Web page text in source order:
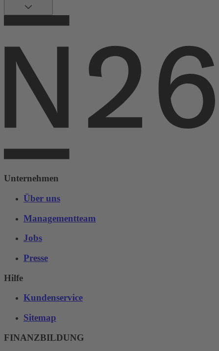
Unternehmen
Über uns
Managementteam
Jobs
Presse
Hilfe
Kundenservice
Sitemap
FINANZBILDUNG